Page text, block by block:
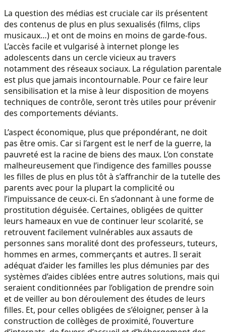
La question des médias est cruciale car ils présentent
des contenus de plus en plus sexualisés (films, clips
musicaux…) et ont de moins en moins de garde-fous.
L’accès facile et vulgarisé à internet plonge les
adolescents dans un cercle vicieux au travers
notamment des réseaux sociaux. La régulation parentale
est plus que jamais incontournable. Pour ce faire leur
sensibilisation et la mise à leur disposition de moyens
techniques de contrôle, seront très utiles pour prévenir
des comportements déviants.
L’aspect économique, plus que prépondérant, ne doit
pas être omis. Car si l’argent est le nerf de la guerre, la
pauvreté est la racine de biens des maux. L’on constate
malheureusement que l’indigence des familles pousse
les filles de plus en plus tôt à s’affranchir de la tutelle des
parents avec pour la plupart la complicité ou
l’impuissance de ceux-ci. En s’adonnant à une forme de
prostitution déguisée. Certaines, obligées de quitter
leurs hameaux en vue de continuer leur scolarité, se
retrouvent facilement vulnérables aux assauts de
personnes sans moralité dont des professeurs, tuteurs,
hommes en armes, commerçants et autres. Il serait
adéquat d’aider les familles les plus démunies par des
systèmes d’aides ciblées entre autres solutions, mais qui
seraient conditionnées par l’obligation de prendre soin
et de veiller au bon déroulement des études de leurs
filles. Et, pour celles obligées de s’éloigner, penser à la
construction de collèges de proximité, l’ouverture